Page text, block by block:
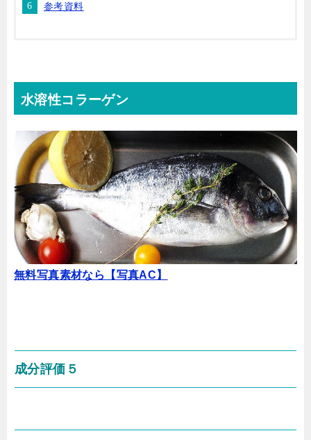
参考資料
水溶性コラーゲン
無料写真素材なら【写真AC】
成分評価５